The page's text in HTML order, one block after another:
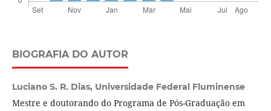
BIOGRAFIA DO AUTOR
Luciano S. R. Dias, Universidade Federal Fluminense
Mestre e doutorando do Programa de Pós-Graduação em